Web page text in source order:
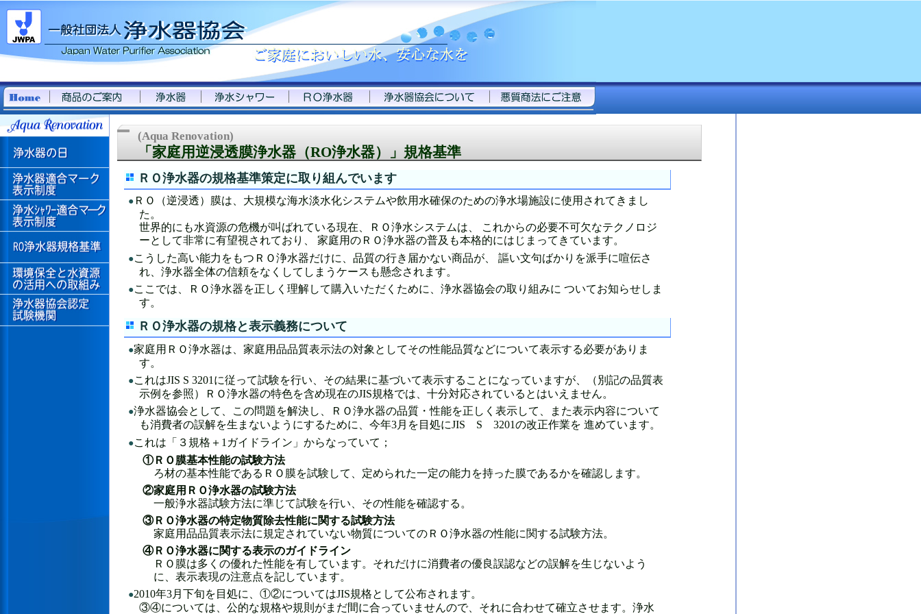
(Aqua Renovation)
「家庭用逆浸透膜浄水器（RO浄水器）」規格基準
ＲＯ浄水器の規格基準策定に取り組んでいます
● ＲＯ（逆浸透）膜は、大規模な海水淡水化システムや飲用水確保のための浄水場施設に使用されてきまし
た。
世界的にも水資源の危機が叫ばれている現在、ＲＯ浄水システムは、 これからの必要不可欠なテクノロジ
ーとして非常に有望視されており、 家庭用のＲＯ浄水器の普及も本格的にはじまってきています。
●こうした高い能力をもつＲＯ浄水器だけに、品質の行き届かない商品が、 謳い文句ばかりを派手に喧伝さ
れ、浄水器全体の信頼をなくしてしまうケースも懸念されます。
●ここでは、ＲＯ浄水器を正しく理解して購入いただくために、浄水器協会の取り組みに ついてお知らせしま
す。
ＲＯ浄水器の規格と表示義務について
●家庭用ＲＯ浄水器は、家庭用品品質表示法の対象としてその性能品質などについて表示する必要がありま
す。
●これはJIS S 3201に従って試験を行い、その結果に基づいて表示することになっていますが、（別記の品質表
示例を参照）ＲＯ浄水器の特色を含め現在のJIS規格では、十分対応されているとはいえません。
●浄水器協会として、この問題を解決し、ＲＯ浄水器の品質・性能を正しく表示して、また表示内容について
も消費者の誤解を生まないようにするために、今年3月を目処にJIS S 3201の改正作業を 進めています。
●これは「３規格＋1ガイドライン」からなっていて；
①ＲＯ膜基本性能の試験方法
ろ材の基本性能であるＲＯ膜を試験して、定められた一定の能力を持った膜であるかを確認します。
②家庭用ＲＯ浄水器の試験方法
一般浄水器試験方法に準じて試験を行い、その性能を確認する。
③ＲＯ浄水器の特定物質除去性能に関する試験方法
家庭用品品質表示法に規定されていない物質についてのＲＯ浄水器の性能に関する試験方法。
④ＲＯ浄水器に関する表示のガイドライン
ＲＯ膜は多くの優れた性能を有しています。それだけに消費者の優良誤認などの誤解を生じないよう
に、表示表現の注意点を記しています。
●2010年3月下旬を目処に、①②についてはJIS規格として公布されます。
③④については、公的な規格や規則がまだ間に合っていませんので、それに合わせて確立させます。浄水